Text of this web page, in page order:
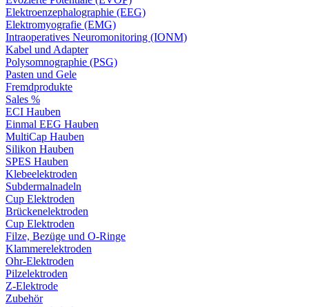
Elektroenzephalographie (EEG)
Elektromyografie (EMG)
Intraoperatives Neuromonitoring (IONM)
Kabel und Adapter
Polysomnographie (PSG)
Pasten und Gele
Fremdprodukte
Sales %
ECI Hauben
Einmal EEG Hauben
MultiCap Hauben
Silikon Hauben
SPES Hauben
Klebeelektroden
Subdermalnadeln
Cup Elektroden
Brückenelektroden
Cup Elektroden
Filze, Bezüge und O-Ringe
Klammerelektroden
Ohr-Elektroden
Pilzelektroden
Z-Elektrode
Zubehör